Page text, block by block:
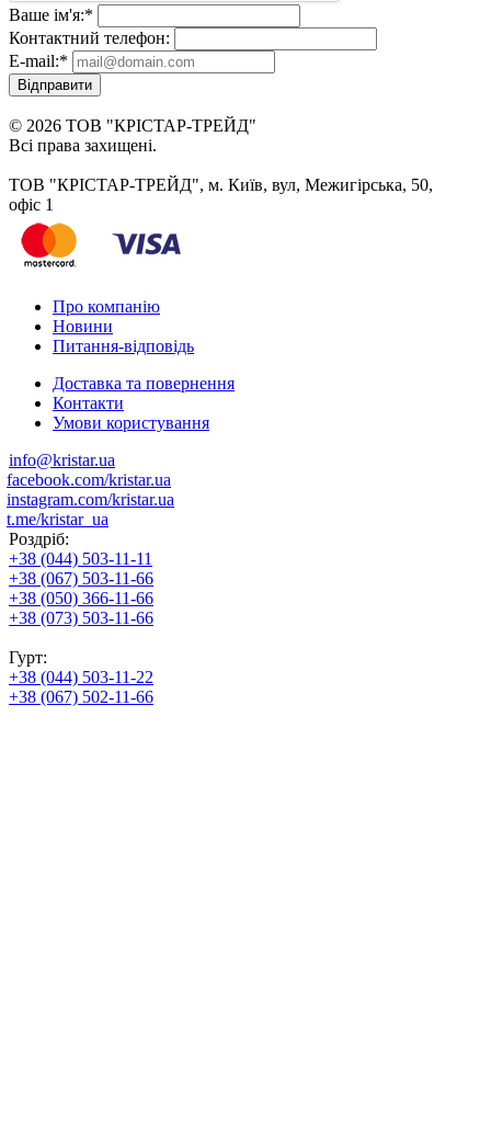
Ваше ім'я:*
Контактний телефон:
E-mail:*
Відправити
© 2026 ТОВ "КРІСТАР-ТРЕЙД"
Всі права захищені.
ТОВ "КРІСТАР-ТРЕЙД", м. Київ, вул, Межигірська, 50,
офіс 1
Про компанію
Новини
Питання-відповідь
Доставка та повернення
Контакти
Умови користування
info@kristar.ua
facebook.com/kristar.ua
instagram.com/kristar.ua
t.me/kristar_ua
Роздріб:
+38 (044) 503-11-11
+38 (067) 503-11-66
+38 (050) 366-11-66
+38 (073) 503-11-66
Гурт:
+38 (044) 503-11-22
+38 (067) 502-11-66